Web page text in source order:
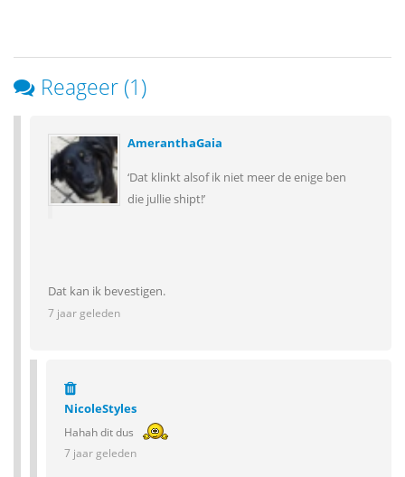
Reageer (1)
AmeranthaGaia
‘Dat klinkt alsof ik niet meer de enige ben
die jullie shipt!’
Dat kan ik bevestigen.
7 jaar geleden
NicoleStyles
Hahah dit dus
7 jaar geleden